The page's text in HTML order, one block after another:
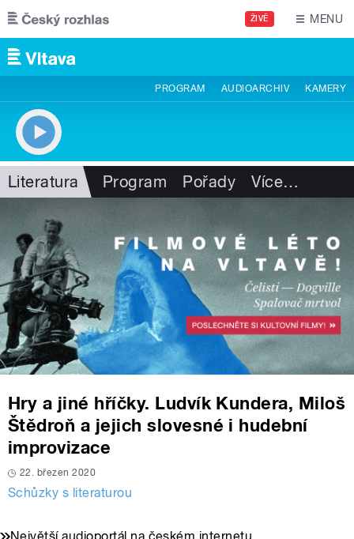
Přejít k hlavnímu obsahu
ŽIVĚ MENU
PROGRAM AUDIOARCHIV KAMERY
Literatura Program Pořady Více…
Hry a jiné hříčky. Ludvík Kundera, Miloš
Štědroň a jejich slovesné i hudební
improvizace
22. březen 2020
Schůzky s literaturou